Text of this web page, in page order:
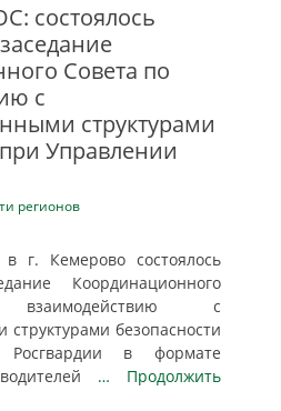
состоялось
Совета по
с
структурами
Управлении
регионов
г. Кемерово состоялось
Координационного
с
структурами безопасности
в формате
… Продолжить